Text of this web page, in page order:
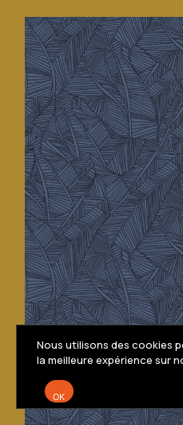
CMF
Nous utilisons des cookies
la meilleure expérience sur
OK